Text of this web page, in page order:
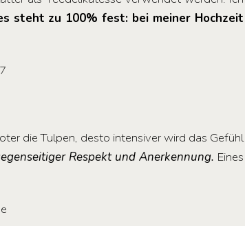
steht zu 100% fest: bei meiner Hochzeit
die Tulpen, desto intensiver wird das Gefühl
Respekt und Anerkennung. Eines